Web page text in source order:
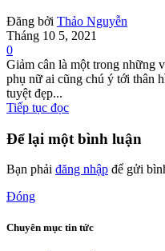
Đăng bởi Thảo Nguyễn
Tháng 10 5, 2021
0
Giảm cân là một trong những
phụ nữ ai cũng chú ý tới thân
tuyệt đẹp...
Tiếp tục đọc
Để lại một bình luận
Bạn phải đăng nhập để gửi
Đóng
Chuyên mục tin tức